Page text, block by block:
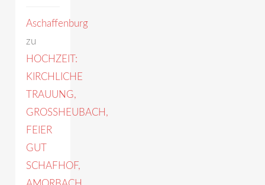
Aschaffenburg
zu
HOCHZEIT:
KIRCHLICHE
TRAUUNG,
GROSSHEUBACH,
FEIER
GUT
SCHAFHOF,